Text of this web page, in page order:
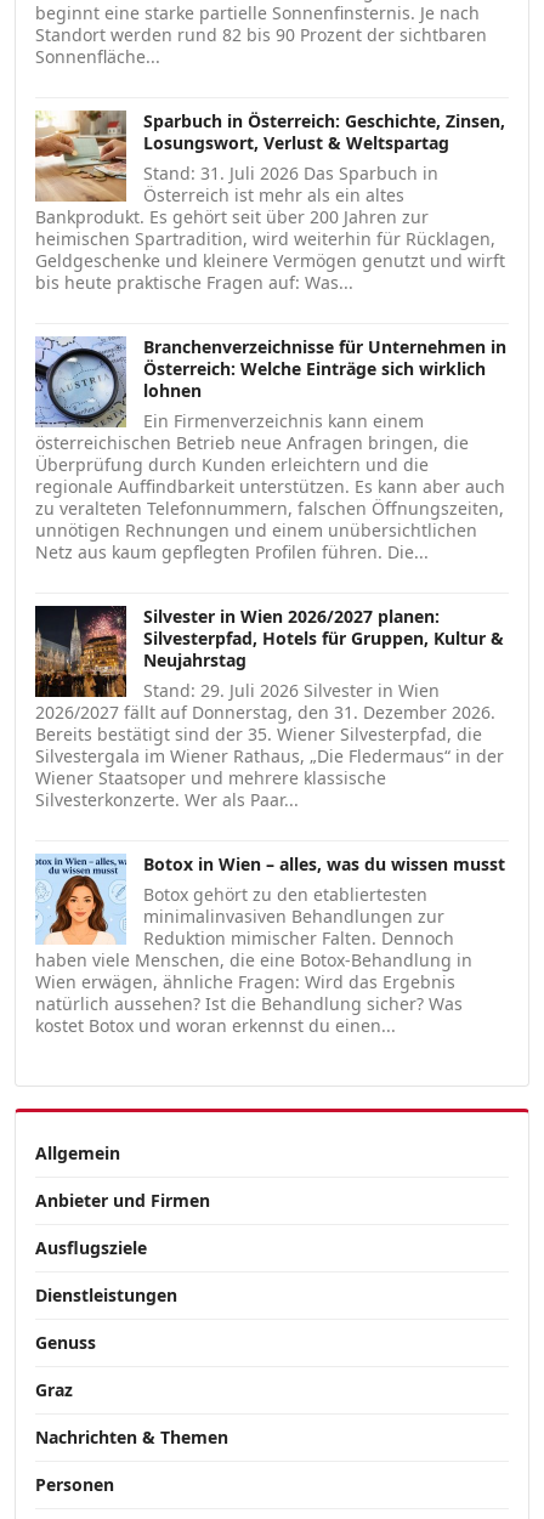
beginnt eine starke partielle Sonnenfinsternis. Je nach
Standort werden rund 82 bis 90 Prozent der sichtbaren
Sonnenfläche...
Sparbuch in Österreich: Geschichte, Zinsen,
Losungswort, Verlust & Weltspartag
Stand: 31. Juli 2026 Das Sparbuch in
Österreich ist mehr als ein altes
Bankprodukt. Es gehört seit über 200 Jahren zur
heimischen Spartradition, wird weiterhin für Rücklagen,
Geldgeschenke und kleinere Vermögen genutzt und wirft
bis heute praktische Fragen auf: Was...
Branchenverzeichnisse für Unternehmen in
Österreich: Welche Einträge sich wirklich
lohnen
Ein Firmenverzeichnis kann einem
österreichischen Betrieb neue Anfragen bringen, die
Überprüfung durch Kunden erleichtern und die
regionale Auffindbarkeit unterstützen. Es kann aber auch
zu veralteten Telefonnummern, falschen Öffnungszeiten,
unnötigen Rechnungen und einem unübersichtlichen
Netz aus kaum gepflegten Profilen führen. Die...
Silvester in Wien 2026/2027 planen:
Silvesterpfad, Hotels für Gruppen, Kultur &
Neujahrstag
Stand: 29. Juli 2026 Silvester in Wien
2026/2027 fällt auf Donnerstag, den 31. Dezember 2026.
Bereits bestätigt sind der 35. Wiener Silvesterpfad, die
Silvestergala im Wiener Rathaus, „Die Fledermaus“ in der
Wiener Staatsoper und mehrere klassische
Silvesterkonzerte. Wer als Paar...
Botox in Wien – alles, was du wissen musst
Botox gehört zu den etabliertesten
minimalinvasiven Behandlungen zur
Reduktion mimischer Falten. Dennoch
haben viele Menschen, die eine Botox-Behandlung in
Wien erwägen, ähnliche Fragen: Wird das Ergebnis
natürlich aussehen? Ist die Behandlung sicher? Was
kostet Botox und woran erkennst du einen...
Allgemein
Anbieter und Firmen
Ausflugsziele
Dienstleistungen
Genuss
Graz
Nachrichten & Themen
Personen